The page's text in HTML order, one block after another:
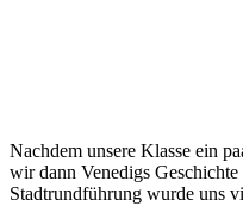
Nachdem unsere Klasse ein
wir dann Venedigs
Stadtrundführung wurde uns